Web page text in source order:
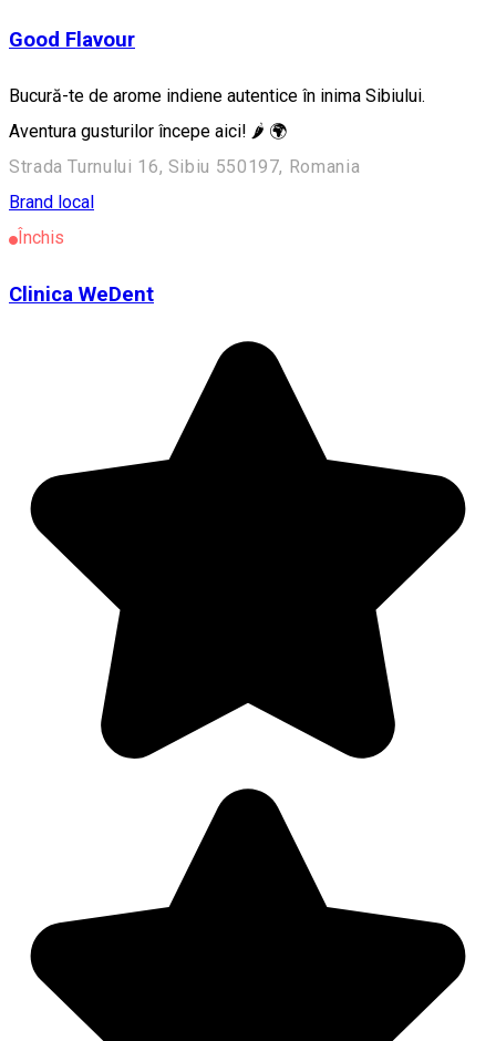
Good Flavour
Bucură-te de arome indiene autentice în inima Sibiului.
Aventura gusturilor începe aici! 🌶️ 🌍
Strada Turnului 16, Sibiu 550197, Romania
Brand local
Închis
Clinica WeDent